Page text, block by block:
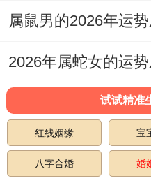
原理，又通过流畅
风水协会得实证探究
庭成员冲突频率降
28%！
成长环境：生肖互
肖父母得教养方式同
试试精准
红线姻缘 宝
八字合婚 婚